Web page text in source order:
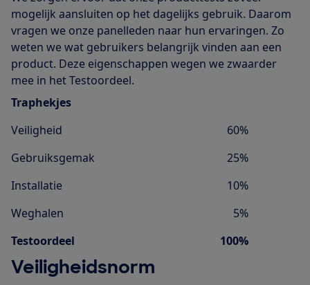
mogelijk aansluiten op het dagelijks gebruik. Daarom
vragen we onze panelleden naar hun ervaringen. Zo
weten we wat gebruikers belangrijk vinden aan een
product. Deze eigenschappen wegen we zwaarder
mee in het Testoordeel.
Traphekjes
Veiligheid
60%
Gebruiksgemak
25%
Installatie
10%
Weghalen
5%
Testoordeel
100%
Veiligheidsnorm